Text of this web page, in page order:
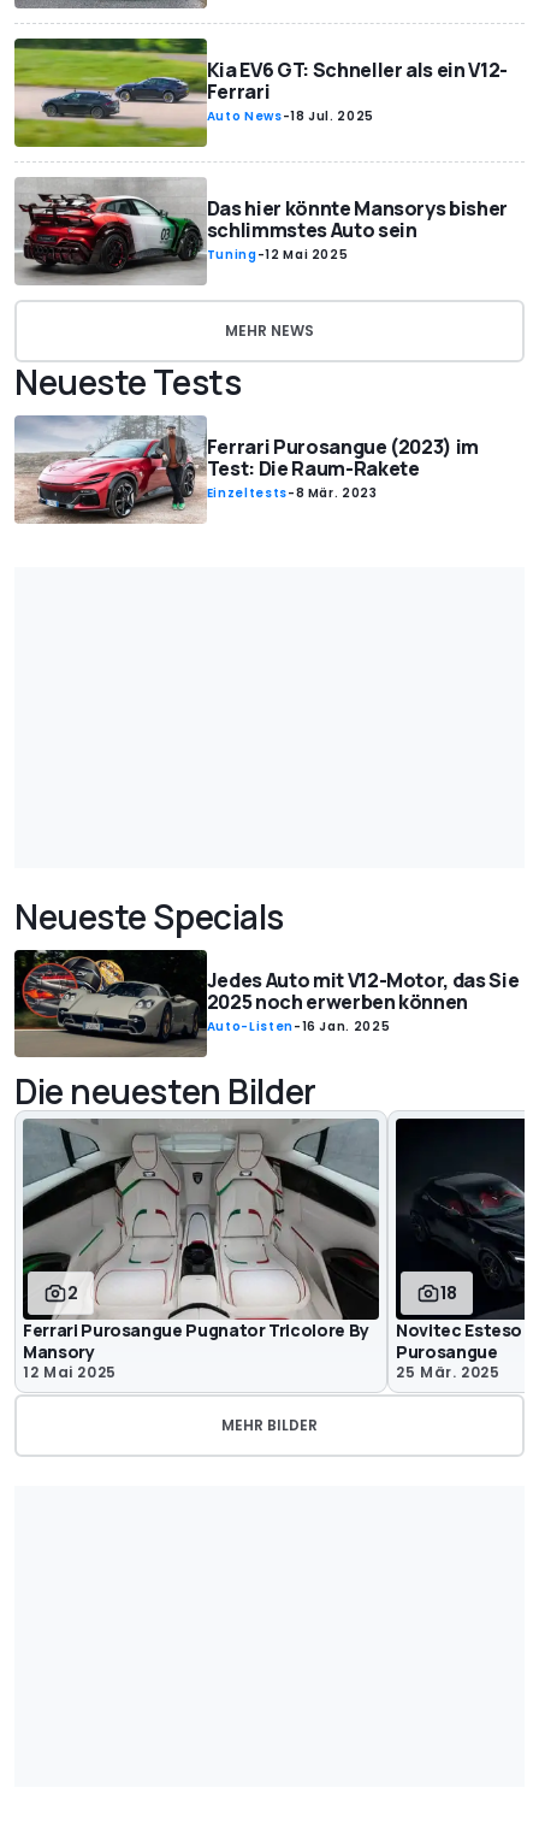
Kia EV6 GT: Schneller als ein V12-
Ferrari
Auto News-18 Jul. 2025
Das hier könnte Mansorys bisher
schlimmstes Auto sein
Tuning-12 Mai 2025
MEHR NEWS
Neueste Tests
Ferrari Purosangue (2023) im
Test: Die Raum-Rakete
Einzeltests-8 Mär. 2023
Neueste Specials
Jedes Auto mit V12-Motor, das Sie
2025 noch erwerben können
Auto-Listen-16 Jan. 2025
Die neuesten Bilder
2
Ferrari Purosangue Pugnator Tricolore By
Mansory
12 Mai 2025
18
Novitec Esteso
Purosangue
25 Mär. 2025
MEHR BILDER